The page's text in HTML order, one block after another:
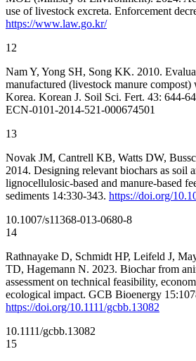
use of livestock excreta. Enforcement
https://www.law.go.kr/
12
Nam Y, Yong SH, Song KK. 2010.
manufactured (livestock manure
Korea. Korean J. Soil Sci. Fert. 43: 644-
ECN-0101-2014-521-000674501
13
Novak JM, Cantrell KB, Watts DW,
2014. Designing relevant biochars as soil
lignocellulosic-based and manure-based
sediments 14:330-343. https://doi.org/
10.1007/s11368-013-0680-8
14
Rathnayake D, Schmidt HP, Leifeld J,
TD, Hagemann N. 2023. Biochar from
assessment on technical feasibility,
ecological impact. GCB Bioenergy
https://doi.org/10.1111/gcbb.13082
10.1111/gcbb.13082
15